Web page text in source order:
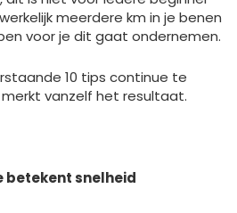
meerdere km in je benen
voor je dit gaat ondernemen.
10 tips continue te
vanzelf het resultaat.
betekent snelheid